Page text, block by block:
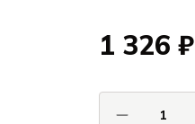
1 326 ₽